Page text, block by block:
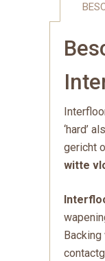
‘hard’
gericht
witte